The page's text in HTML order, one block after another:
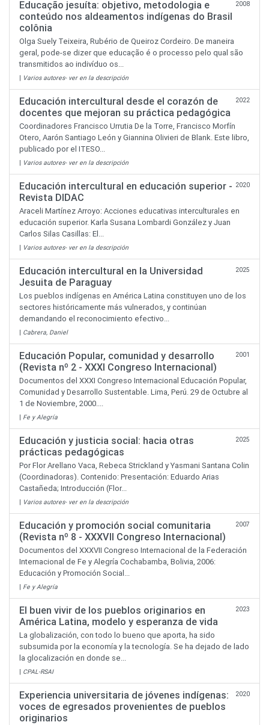
Educação jesuíta: objetivo, metodologia e
conteúdo nos aldeamentos indígenas do Brasil
colônia
2008
Olga Suely Teixeira, Rubério de Queiroz Cordeiro. De maneira
geral, pode-se dizer que educação é o processo pelo qual são
transmitidos ao indivíduo os...
| Varios autores- ver en la descripción
Educación intercultural desde el corazón de
docentes que mejoran su práctica pedagógica
2022
Coordinadores Francisco Urrutia De la Torre, Francisco Morfín
Otero, Aarón Santiago León y Giannina Olivieri de Blank. Este libro,
publicado por el ITESO...
| Varios autores- ver en la descripción
Educación intercultural en educación superior -
Revista DIDAC
2020
Araceli Martínez Arroyo: Acciones educativas interculturales en
educación superior. Karla Susana Lombardi González y Juan
Carlos Silas Casillas: El...
| Varios autores- ver en la descripción
Educación intercultural en la Universidad
Jesuita de Paraguay
2025
Los pueblos indígenas en América Latina constituyen uno de los
sectores históricamente más vulnerados, y continúan
demandando el reconocimiento efectivo...
| Cabrera, Daniel
Educación Popular, comunidad y desarrollo
(Revista nº 2 - XXXI Congreso Internacional)
2001
Documentos del XXXI Congreso Internacional Educación Popular,
Comunidad y Desarrollo Sustentable. Lima, Perú. 29 de Octubre al
1 de Noviembre, 2000....
| Fe y Alegría
Educación y justicia social: hacia otras
prácticas pedagógicas
2025
Por Flor Arellano Vaca, Rebeca Strickland y Yasmani Santana Colin
(Coordinadoras). Contenido: Presentación: Eduardo Arias
Castañeda; Introducción (Flor...
| Varios autores- ver en la descripción
Educación y promoción social comunitaria
(Revista nº 8 - XXXVII Congreso Internacional)
2007
Documentos del XXXVII Congreso Internacional de la Federación
Internacional de Fe y Alegría Cochabamba, Bolivia, 2006:
Educación y Promoción Social...
| Fe y Alegría
El buen vivir de los pueblos originarios en
América Latina, modelo y esperanza de vida
2023
La globalización, con todo lo bueno que aporta, ha sido
subsumida por la economía y la tecnología. Se ha dejado de lado
la glocalización en donde se...
| CPAL-RSAI
Experiencia universitaria de jóvenes indígenas:
voces de egresados provenientes de pueblos
originarios
2020